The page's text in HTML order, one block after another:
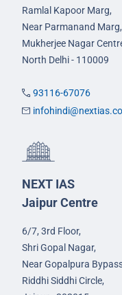
Ramlal Kapoor Marg,
Near Parmanand Marg,
Mukherjee Nagar
North Delhi - 110009
93116-67076
NEXT IAS
Jaipur Centre
6/7, 3rd Floor,
Shri Gopal Nagar,
Near Gopalpura
Riddhi Siddhi Circle,